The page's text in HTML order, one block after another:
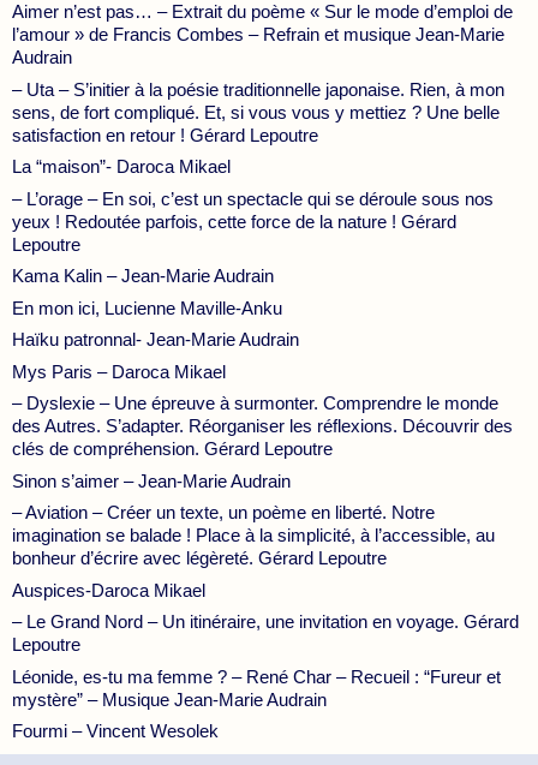
Aimer n’est pas… – Extrait du poème « Sur le mode d’emploi de
l’amour » de Francis Combes – Refrain et musique Jean-Marie
Audrain
– Uta – S’initier à la poésie traditionnelle japonaise. Rien, à mon
sens, de fort compliqué. Et, si vous vous y mettiez ? Une belle
satisfaction en retour ! Gérard Lepoutre
La “maison”- Daroca Mikael
– L’orage – En soi, c’est un spectacle qui se déroule sous nos
yeux ! Redoutée parfois, cette force de la nature ! Gérard
Lepoutre
Kama Kalin – Jean-Marie Audrain
En mon ici, Lucienne Maville-Anku
Haïku patronnal- Jean-Marie Audrain
Mys Paris – Daroca Mikael
– Dyslexie – Une épreuve à surmonter. Comprendre le monde
des Autres. S’adapter. Réorganiser les réflexions. Découvrir des
clés de compréhension. Gérard Lepoutre
Sinon s’aimer – Jean-Marie Audrain
– Aviation – Créer un texte, un poème en liberté. Notre
imagination se balade ! Place à la simplicité, à l’accessible, au
bonheur d’écrire avec légèreté. Gérard Lepoutre
Auspices-Daroca Mikael
– Le Grand Nord – Un itinéraire, une invitation en voyage. Gérard
Lepoutre
Léonide, es-tu ma femme ? – René Char – Recueil : “Fureur et
mystère” – Musique Jean-Marie Audrain
Fourmi – Vincent Wesolek